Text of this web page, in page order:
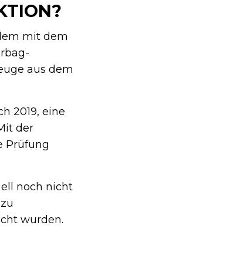
mit dem
aus dem
2019, eine
der
Prüfung
noch nicht
wurden.